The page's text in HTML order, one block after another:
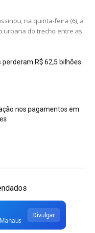
na quinta-feira (6), a
urbana do trecho entre as
perderam R$ 62,5 bilhões
nos pagamentos em
Divulgar